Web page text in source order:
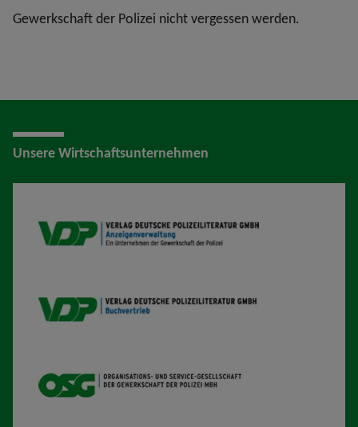
Gewerkschaft der Polizei nicht vergessen werden.
Unsere Wirtschaftsunternehmen
VDP AV
VDP B
OSG